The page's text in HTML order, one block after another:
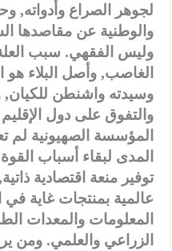
لجوهر الصراع وأدواته,
والوطنية عن مقاصدها
وليس الفقهي. سبب
الغاصب, وأصل البلاء
وسيدته واشنطن للكيان,
والتفوق على دول
المؤسسة الصهيونية
المدى لبقاء أسباب
توفير منعة اقتصادية
عالمية بمنتجات غاية في
المعلومات والمعدات
الزراعي والعلمي. ومن